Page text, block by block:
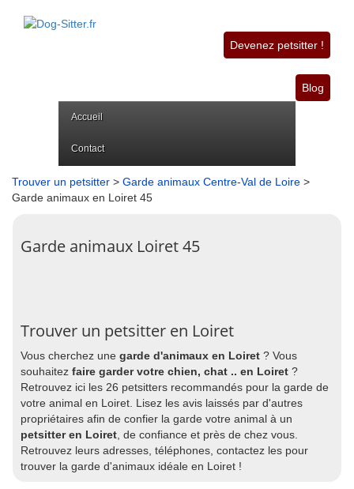
Devenez petsitter !
Blog
Accueil
Contact
Trouver un petsitter > Garde animaux Centre-Val de Loire >
Garde animaux en Loiret 45
Garde animaux Loiret 45
Trouver un petsitter en Loiret
Vous cherchez une garde d'animaux en Loiret ? Vous
souhaitez faire garder votre chien, chat .. en Loiret ?
Retrouvez ici les 26 petsitters recommandés pour la garde de
votre animal en Loiret. Lisez les avis laissés par d'autres
propriétaires afin de confier la garde votre animal à un
petsitter en Loiret , de confiance et près de chez vous.
Retrouvez leurs adresses, téléphones, contactez les pour
trouver la garde d'animaux idéale en Loiret !